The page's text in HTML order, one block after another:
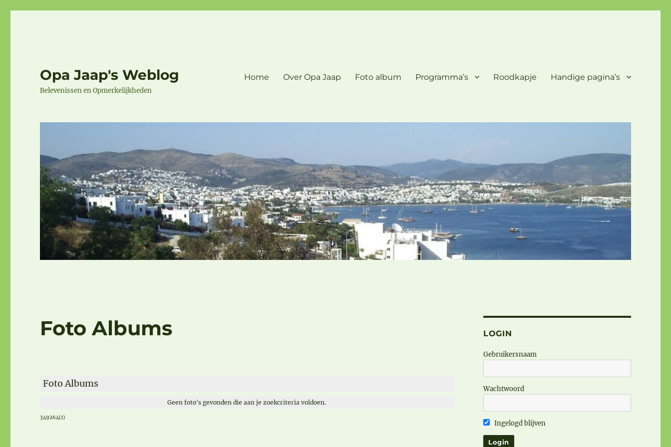
Opa Jaap's Weblog
Belevenissen en Opmerkelijkheden
Home Over Opa Jaap Foto album Programma’s Roodkapje Handige pagina’s
Foto Albums
Foto Albums
Geen foto's gevonden die aan je zoekcriteria voldoen.
349264(1)
LOGIN
Gebruikersnaam
Wachtwoord
Ingelogd blijven